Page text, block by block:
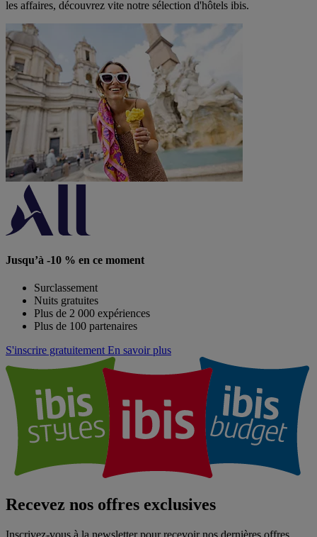
les affaires, découvrez vite notre sélection d'hôtels ibis.
Jusqu’à -10 % en ce moment
Surclassement
Nuits gratuites
Plus de 2 000 expériences
Plus de 100 partenaires
S'inscrire gratuitement En savoir plus
Recevez nos offres exclusives
Inscrivez-vous à la newsletter pour recevoir nos dernières offres